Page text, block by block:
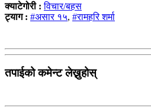
क्याटेगोरी :विचार/बहस
ट्याग : #असार १५, #रामहरि शर्मा
तपाईको कमेन्ट लेख्नुहोस्